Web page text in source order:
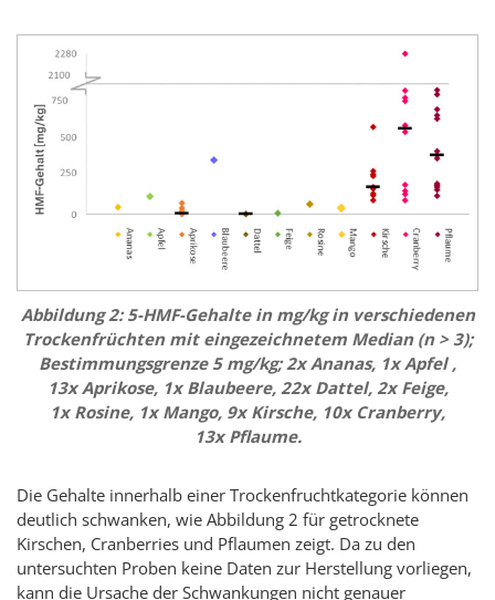
Abbildung 2: 5-HMF-Gehalte in mg/kg in verschiedenen
Trockenfrüchten mit eingezeichnetem Median (n > 3);
Bestimmungsgrenze 5 mg/kg; 2x Ananas, 1x Apfel ,
13x Aprikose, 1x Blaubeere, 22x Dattel, 2x Feige,
1x Rosine, 1x Mango, 9x Kirsche, 10x Cranberry,
13x Pflaume.
Die Gehalte innerhalb einer Trockenfruchtkategorie können
deutlich schwanken, wie Abbildung 2 für getrocknete
Kirschen, Cranberries und Pflaumen zeigt. Da zu den
untersuchten Proben keine Daten zur Herstellung vorliegen,
kann die Ursache der Schwankungen nicht genauer